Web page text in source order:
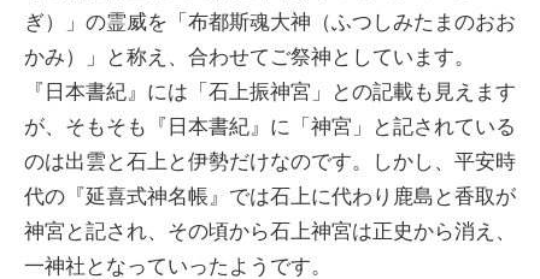
ぎ）」の霊威を「布都斯魂大神（ふつしみたまのおお
かみ）」と称え、合わせてご祭神としています。
『日本書紀』には「石上振神宮」との記載も見えます
が、そもそも『日本書紀』に「神宮」と記されている
のは出雲と石上と伊勢だけなのです。しかし、平安時
代の『延喜式神名帳』では石上に代わり鹿島と香取が
神宮と記され、その頃から石上神宮は正史から消え、
一神社となっていったようです。